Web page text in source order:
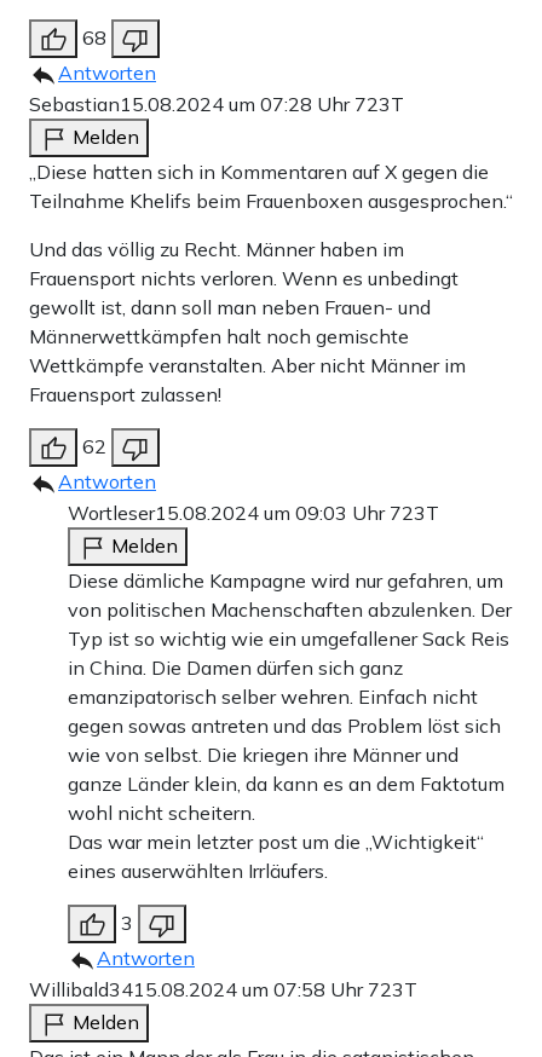
68
Antworten
Sebastian15.08.2024 um 07:28 Uhr 723T
Melden
„Diese hatten sich in Kommentaren auf X gegen die
Teilnahme Khelifs beim Frauenboxen ausgesprochen.“
Und das völlig zu Recht. Männer haben im
Frauensport nichts verloren. Wenn es unbedingt
gewollt ist, dann soll man neben Frauen- und
Männerwettkämpfen halt noch gemischte
Wettkämpfe veranstalten. Aber nicht Männer im
Frauensport zulassen!
62
Antworten
Wortleser15.08.2024 um 09:03 Uhr 723T
Melden
Diese dämliche Kampagne wird nur gefahren, um
von politischen Machenschaften abzulenken. Der
Typ ist so wichtig wie ein umgefallener Sack Reis
in China. Die Damen dürfen sich ganz
emanzipatorisch selber wehren. Einfach nicht
gegen sowas antreten und das Problem löst sich
wie von selbst. Die kriegen ihre Männer und
ganze Länder klein, da kann es an dem Faktotum
wohl nicht scheitern.
Das war mein letzter post um die „Wichtigkeit“
eines auserwählten Irrläufers.
3
Antworten
Willibald3415.08.2024 um 07:58 Uhr 723T
Melden